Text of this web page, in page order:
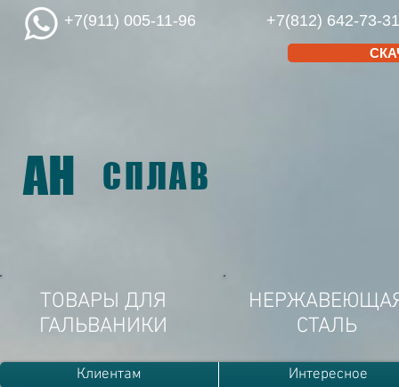
+7(911) 005-11-96 +7(812) 642-73-31
АН СПЛАВ
ТОВАРЫ ДЛЯ
ГАЛЬВАНИКИ
СТАЛЬ
Клиентам Интересное